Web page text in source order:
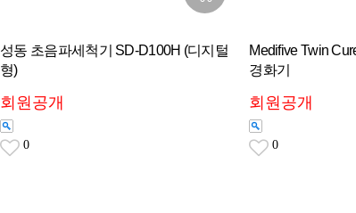
성동 초음파세척기 SD-D100H (디지털
형)
회원공개
0
Medifive Twin
경화기
회원공개
0